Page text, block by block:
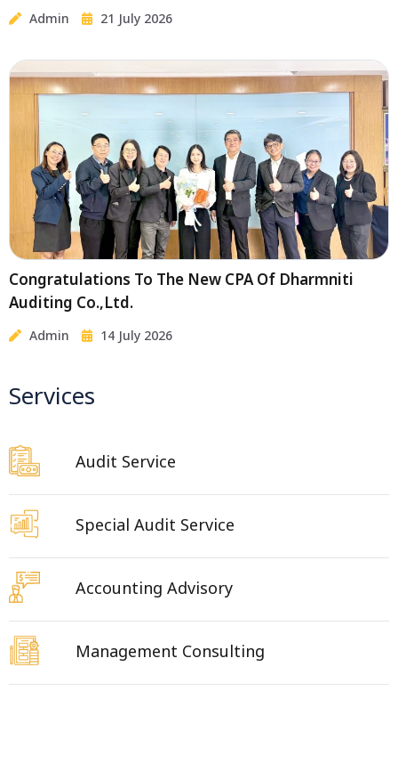
Admin 21 July 2026
Congratulations To The New CPA Of Dharmniti
Auditing Co.,Ltd.
Admin 14 July 2026
Services
Audit Service
Special Audit Service
Accounting Advisory
Management Consulting